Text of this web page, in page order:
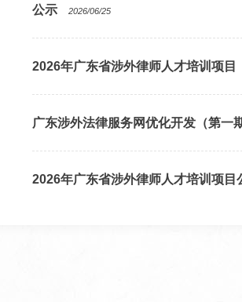
公示 2026/06/25
2026年广东省涉外律师人才培训项
广东涉外法律服务网优化开发（第一
2026年广东省涉外律师人才培训项